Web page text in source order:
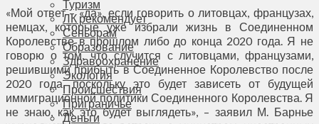
Туризм
ЛК рекомендует
Сеньорам
Образование
Здравоохранение
Экология
Происшествия
Приграничье
Деньги
«Мой ответ – «да», если говорить о литовцах, французах,
немцах, которые уже избрали жизнь в Соединенном
Королевстве в прошлом либо до конца 2020 года. Я не
говорю о том, что случится с литовцами, французами,
решившими прибыть в Соединенное Королевство после
2020 года, поскольку это будет зависеть от будущей
иммиграционной политики Соединенного Королевства. Я
не знаю, как это будет выглядеть», – заявил М. Барнье